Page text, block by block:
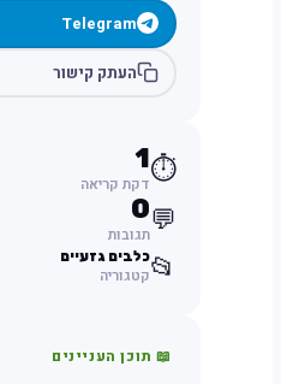
Telegram
העתק קישור
⏱️
1
דקת קריאה
💬
0
תגובות
📂כלבים גזעיים
קטגוריה
📖 תוכן העניינים